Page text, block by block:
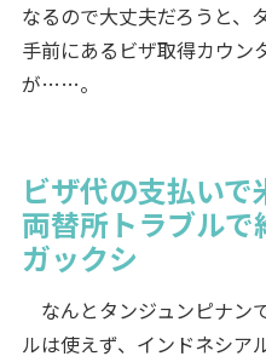
なるので大丈夫だろうと、
手前にあるビザ取得カウン
が……。
ビザ代の支払い
両替所トラブル
ガックシ
なんとタンジュンピナン
ルは使えず、インドネシア